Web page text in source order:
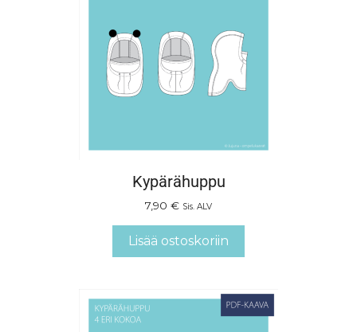
Kypärähuppu
7,90 € Sis. ALV
Lisää ostoskoriin